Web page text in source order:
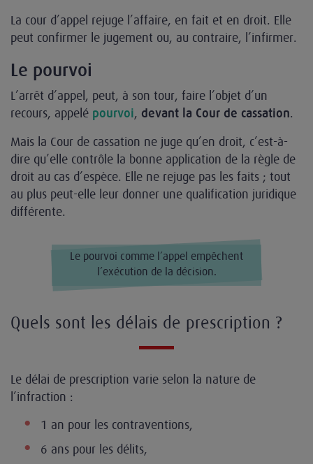
La cour d’appel rejuge l’affaire, en fait et en droit. Elle
peut confirmer le jugement ou, au contraire, l’infirmer.
Le pourvoi
L’arrêt d’appel, peut, à son tour, faire l’objet d’un
recours, appelé pourvoi, devant la Cour de cassation.
Mais la Cour de cassation ne juge qu’en droit, c’est-à-
dire qu’elle contrôle la bonne application de la règle de
droit au cas d’espèce. Elle ne rejuge pas les faits ; tout
au plus peut-elle leur donner une qualification juridique
différente.
Le pourvoi comme l’appel empêchent
l’exécution de la décision.
Quels sont les délais de prescription ?
Le délai de prescription varie selon la nature de
l’infraction :
1 an pour les contraventions,
6 ans pour les délits,